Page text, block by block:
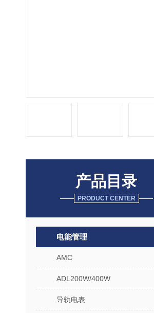
产品目录
PRODUCT CENTER
电能管理
AMC
ADL200W/400W
导轨电表